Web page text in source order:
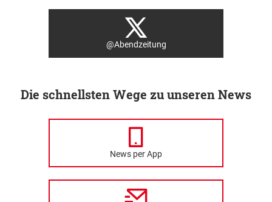
@Abendzeitung
Die schnellsten Wege zu unseren News
News per App